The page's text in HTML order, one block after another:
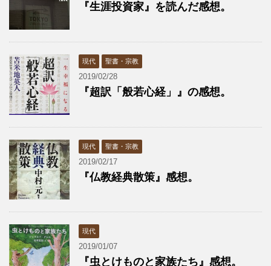
『生涯投資家』を読んだ感想。
現代 聖書・宗教
2019/02/28
『超訳「般若心経」』の感想。
現代 聖書・宗教
2019/02/17
『仏教経典散策』感想。
現代
2019/01/07
『虫とけものと家族たち』感想。